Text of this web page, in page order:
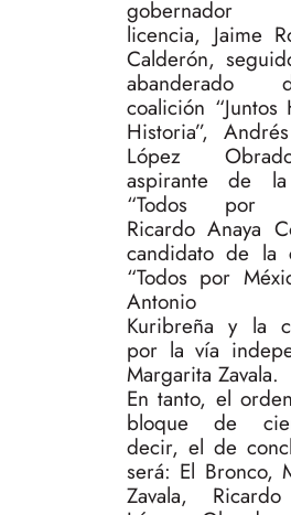
licencia, Jaime
Calderón,
coalición “Juntos
Historia”,
López
aspirante de la
“Todos por
Ricardo Anaya
candidato de la
“Todos por
Antonio
Kuribreña y la
por la vía
Margarita Zavala.
En tanto, el
bloque de
decir, el de
será: El Bronco,
Zavala,